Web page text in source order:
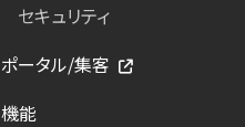
セキュリティ
ポータル/集客
機能